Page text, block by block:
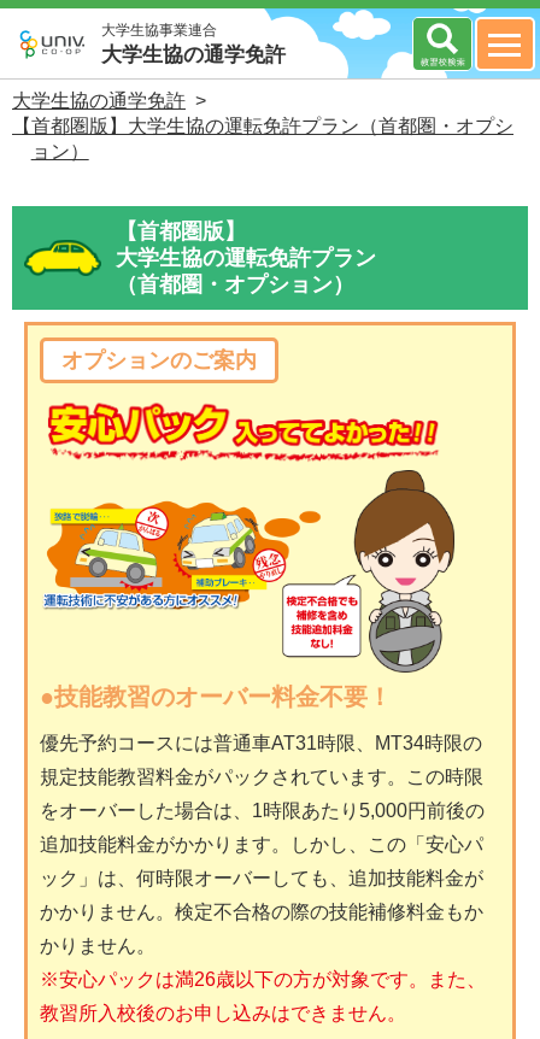
大学生協事業連合
大学生協の通学免許
大学生協の通学免許 >
【首都圏版】大学生協の運転免許プラン（首都圏・オプシ
ョン）
【首都圏版】
大学生協の運転免許プラン
（首都圏・オプション）
オプションのご案内
●技能教習のオーバー料金不要！
優先予約コースには普通車AT31時限、MT34時限の
規定技能教習料金がパックされています。この時限
をオーバーした場合は、1時限あたり5,000円前後の
追加技能料金がかかります。しかし、この「安心パ
ック」は、何時限オーバーしても、追加技能料金が
かかりません。検定不合格の際の技能補修料金もか
かりません。
※安心パックは満26歳以下の方が対象です。また、
教習所入校後のお申し込みはできません。